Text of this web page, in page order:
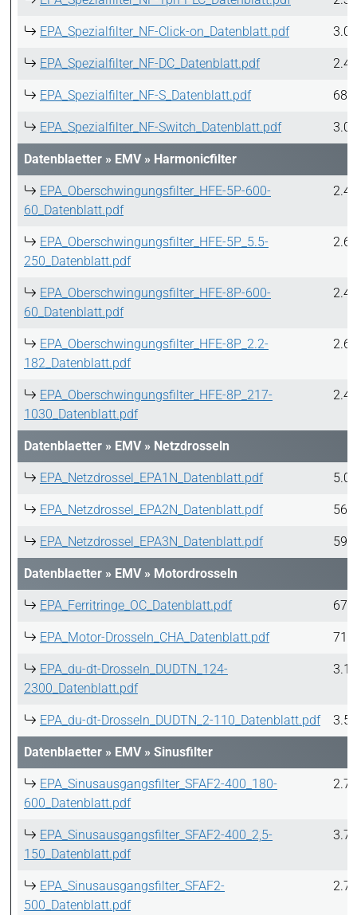
EPA_Spezialfilter_NF-Click-on_Datenblatt.pdf
EPA_Spezialfilter_NF-DC_Datenblatt.pdf
EPA_Spezialfilter_NF-S_Datenblatt.pdf
EPA_Spezialfilter_NF-Switch_Datenblatt.pdf
Datenblaetter » EMV » Harmonicfilter
EPA_Oberschwingungsfilter_HFE-5P-600-
60_Datenblatt.pdf
EPA_Oberschwingungsfilter_HFE-5P_5.5-
250_Datenblatt.pdf
EPA_Oberschwingungsfilter_HFE-8P-600-
60_Datenblatt.pdf
EPA_Oberschwingungsfilter_HFE-8P_2.2-
182_Datenblatt.pdf
EPA_Oberschwingungsfilter_HFE-8P_217-
1030_Datenblatt.pdf
Datenblaetter » EMV » Netzdrosseln
EPA_Netzdrossel_EPA1N_Datenblatt.pdf
EPA_Netzdrossel_EPA2N_Datenblatt.pdf
EPA_Netzdrossel_EPA3N_Datenblatt.pdf
Datenblaetter » EMV » Motordrosseln
EPA_Ferritringe_OC_Datenblatt.pdf
EPA_Motor-Drosseln_CHA_Datenblatt.pdf
EPA_du-dt-Drosseln_DUDTN_124-
2300_Datenblatt.pdf
EPA_du-dt-Drosseln_DUDTN_2-110_Datenblatt.pdf
Datenblaetter » EMV » Sinusfilter
EPA_Sinusausgangsfilter_SFAF2-400_180-
600_Datenblatt.pdf
EPA_Sinusausgangsfilter_SFAF2-400_2,5-
150_Datenblatt.pdf
EPA_Sinusausgangsfilter_SFAF2-
500_Datenblatt.pdf